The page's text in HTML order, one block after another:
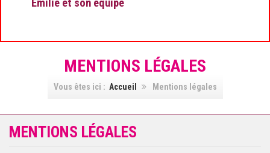
Emilie et son équipe
MENTIONS LÉGALES
Vous êtes ici : Accueil Mentions légales
MENTIONS LÉGALES